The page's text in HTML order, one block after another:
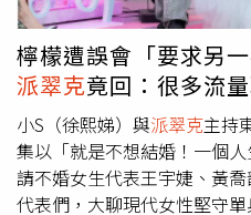
回：『妳打擾到我看劇了。
小S聽得崩潰大喊：「Elly 妳
樣！」派翠克也在一旁爆料
張，但其實上禮拜小S本人就
檸檬遭誤會「要求另
派翠克竟回：很多流量
小S（徐熙娣）與派翠克主持
集以「就是不想結婚！一個
請不婚女生代表王宇婕、黃
代表們，大聊現代女性堅守